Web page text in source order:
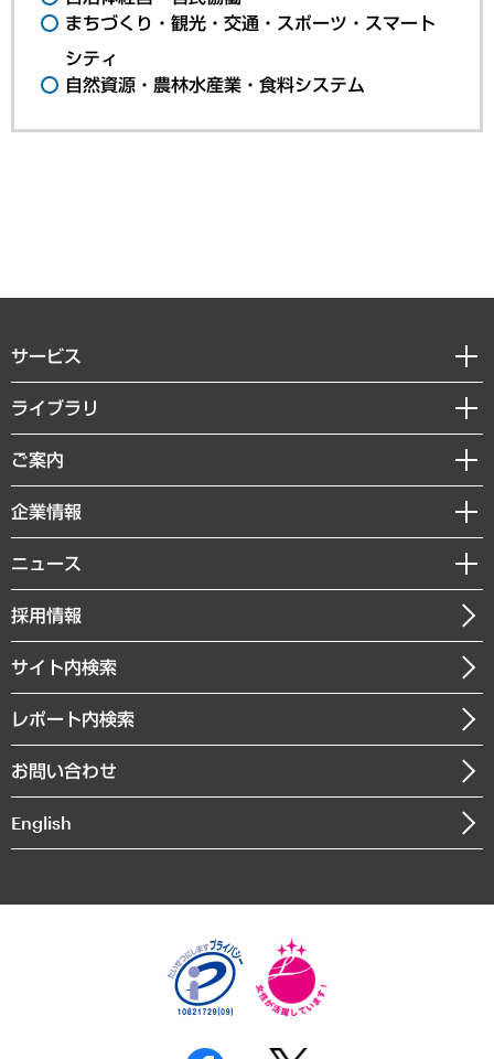
まちづくり・観光・交通・スポーツ・スマート
シティ
自然資源・農林水産業・食料システム
サービス
経営戦略
組織・人事戦略
デジタルイノベーション
共生・ダイバーシティ
GRC（ガバナンス・リスク・コンプライアンス）・防災（政策）
経済・産業・雇用・労働
まちづくり・観光・交通・スポーツ・スマートシティ
自然資源・農林水産業・食料システム
ライブラリ
経済調査
レポート
コラム
経営用語集
受託・受注実績（官公庁関連）
メディア掲載・出演
ご案内
セミナー・イベント情報
MUFGビジネスセミナー
受託案件情報
企業情報
私たちの想い
社長メッセージ
会社概要
沿革
組織図・本部部室紹介
インドネシア現地法人
個人情報保護方針
ニュース
ニュースリリース
お知らせ
採用情報
サイト内検索
レポート内検索
お問い合わせ
English